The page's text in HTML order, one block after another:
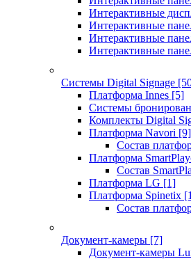
Интерактивные
Интерактивные
Интерактивные
Интерактивные
Системы Digital Signage
Платформа Innes [5]
Системы
Комплекты Digital
Платформа Navori [9]
Состав
Платформа
Состав
Платформа LG [1]
Платформа Spinetix
Состав
Документ-камеры [7]
Документ-камеры